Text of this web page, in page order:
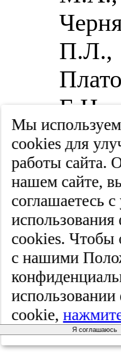
П.Л.,
Е.Н.,
Р.В.
Мы
cооkies для
работы сайта.
нашем сайте,
соглашаетесь
использования
cооkies. Чтобы
с нашими
cookie,
Я соглашаюсь